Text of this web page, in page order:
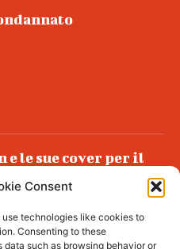
Consent
technologies like cookies to
Consenting to these
such as browsing behavior or
e le sue cover per il